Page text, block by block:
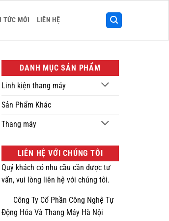
TỨC MỚI LIÊN HỆ
DANH MỤC SẢN PHẨM
Linh kiện thang máy
Sản Phẩm Khác
Thang máy
LIÊN HỆ VỚI CHÚNG TÔI
Quý khách có nhu cầu cần được tư
vấn, vui lòng liên hệ với chúng tôi.
Công Ty Cổ Phần Công Nghệ Tự
Động Hóa Và Thang Máy Hà Nội